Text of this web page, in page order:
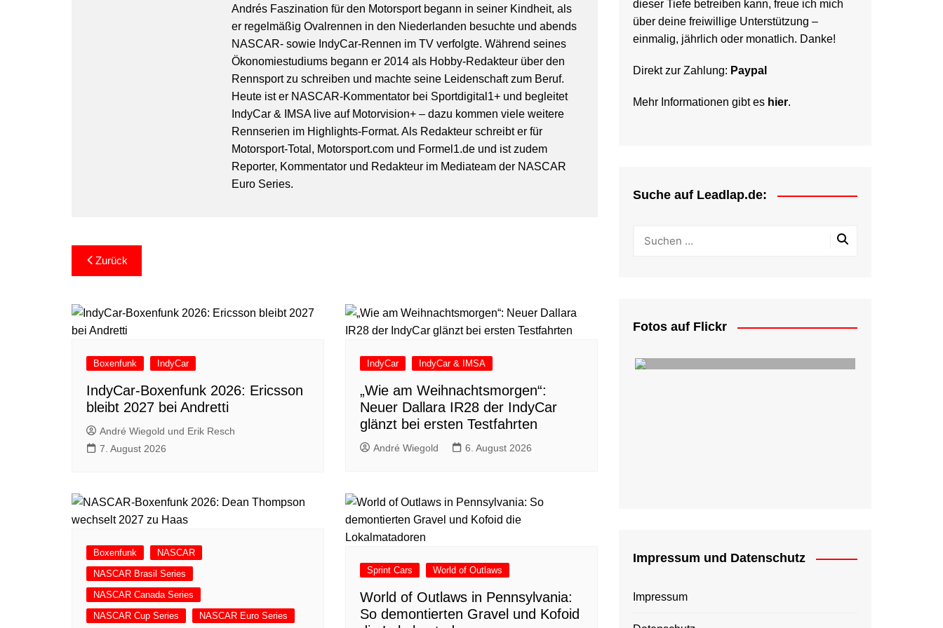
WoO Late Model Series
Andrés Faszination für den Motorsport begann in seiner Kindheit, als
er regelmäßig Ovalrennen in den Niederlanden besuchte und abends
NASCAR- sowie IndyCar-Rennen im TV verfolgte. Während seines
Ökonomiestudiums begann er 2014 als Hobby-Redakteur über den
Rennsport zu schreiben und machte seine Leidenschaft zum Beruf.
Heute ist er NASCAR-Kommentator bei Sportdigital1+ und begleitet
IndyCar & IMSA live auf Motorvision+ – dazu kommen viele weitere
Rennserien im Highlights-Format. Als Redakteur schreibt er für
Motorsport-Total, Motorsport.com und Formel1.de und ist zudem
Reporter, Kommentator und Redakteur im Mediateam der NASCAR
Euro Series.
Beitragsnavigation
Zurück
Boxenfunk IndyCar
IndyCar-Boxenfunk 2026: Ericsson
bleibt 2027 bei Andretti
André Wiegold und Erik Resch
7. August 2026
IndyCar IndyCar & IMSA
„Wie am Weihnachtsmorgen“:
Neuer Dallara IR28 der IndyCar
glänzt bei ersten Testfahrten
André Wiegold 6. August 2026
Boxenfunk
NASCAR
NASCAR Brasil Series
NASCAR Canada Series
NASCAR Cup Series
NASCAR Euro Series
Sprint Cars World of Outlaws
World of Outlaws in Pennsylvania:
So demontierten Gravel und Kofoid
dieser Tiefe betreiben kann, freue ich mich
über deine freiwillige Unterstützung –
einmalig, jährlich oder monatlich. Danke!
Direkt zur Zahlung: Paypal
Mehr Informationen gibt es hier.
Suche auf Leadlap.de:
Fotos auf Flickr
Impressum und Datenschutz
Impressum